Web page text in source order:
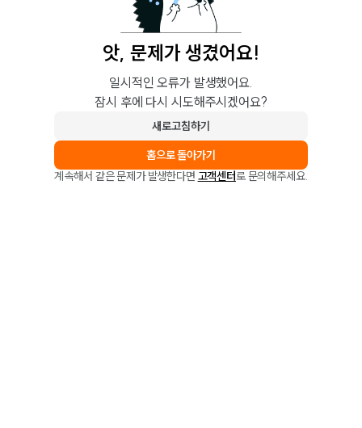
앗, 문제가 생겼어요!
일시적인 오류가 발생했어요.
잠시 후에 다시 시도해주시겠어요?
새로고침하기
홈으로 돌아가기
계속해서 같은 문제가 발생한다면 고객센터로 문의해주세요.